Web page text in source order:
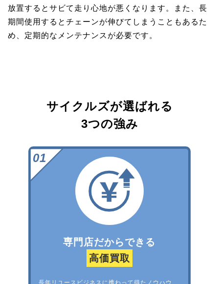
放置するとサビて走り心地が悪くなります。また、長
期間使用するとチェーンが伸びてしまうこともあるた
め、定期的なメンテナンスが必要です。
サイクルズが選ばれる
3つの強み
専門店だからできる
高価買取